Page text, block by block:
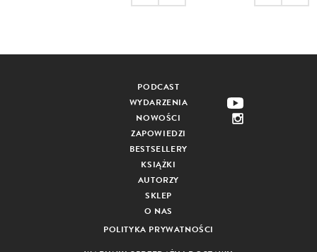
PODCAST
WYDARZENIA
NOWOŚCI
ZAPOWIEDZI
BESTSELLERY
KSIĄŻKI
AUTORZY
SKLEP
O NAS
POLITYKA PRYWATNOŚCI